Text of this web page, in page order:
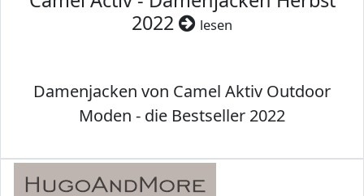
2022
lesen
Damenjacken von Camel Aktiv Outdoor
Moden - die Bestseller 2022